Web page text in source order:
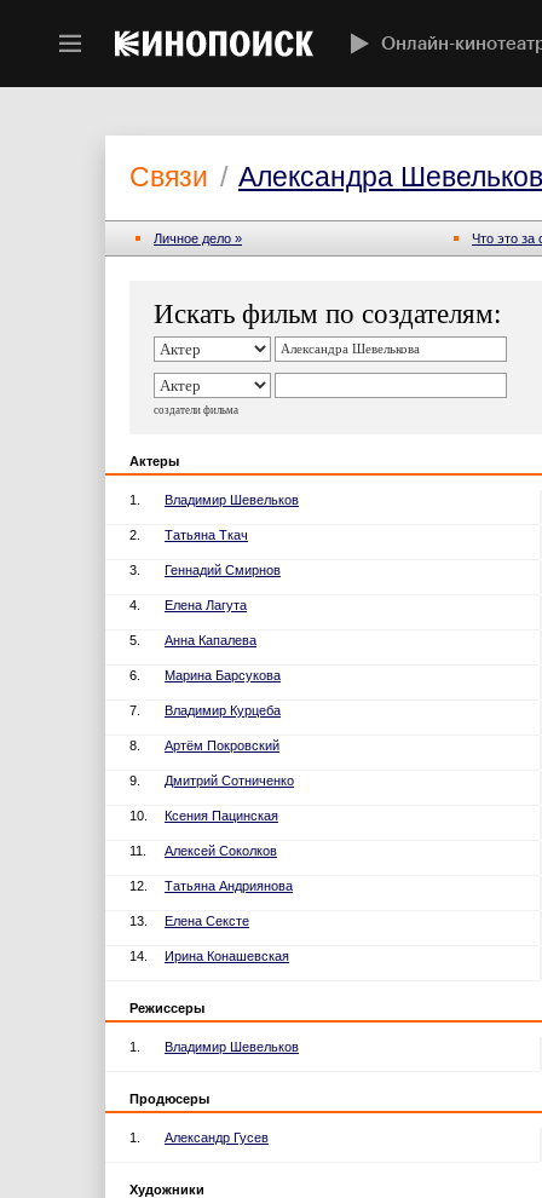
Онлайн-
Связи / Александра
Личное дело » Что это за
Искать фильм по создателям:
создатели фильма
Актеры
1. Владимир Шевельков
2. Татьяна Ткач
3. Геннадий Смирнов
4. Елена Лагута
5. Анна Капалева
6. Марина Барсукова
7. Владимир Курцеба
8. Артём Покровский
9. Дмитрий Сотниченко
10. Ксения Пацинская
11. Алексей Соколков
12. Татьяна Андриянова
13. Елена Сексте
14. Ирина Конашевская
Режиссеры
1. Владимир Шевельков
Продюсеры
1. Александр Гусев
Художники